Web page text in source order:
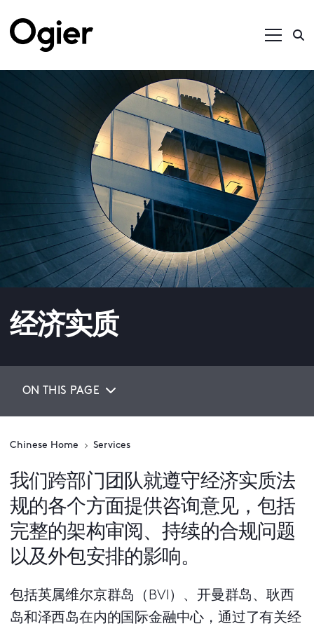
经济实质
ON THIS PAGE
Chinese Home Services
我们跨部门团队就遵守经济实质法
规的各个方面提供咨询意见，包括
完整的架构审阅、持续的合规问题
以及外包安排的影响。
包括英属维尔京群岛（BVI）、开曼群岛、耿西
岛和泽西岛在内的国际金融中心，通过了有关经